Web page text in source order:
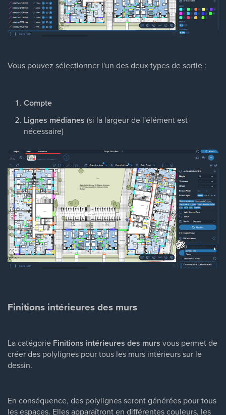
Vous pouvez sélectionner l'un des deux types de sortie :
Compte
Lignes médianes (si la largeur de l'élément est
nécessaire)
Finitions intérieures des murs
La catégorie Finitions intérieures des murs vous permet de
créer des polylignes pour tous les murs intérieurs sur le
dessin.
En conséquence, des polylignes seront générées pour tous
les espaces. Elles apparaîtront en différentes couleurs, les